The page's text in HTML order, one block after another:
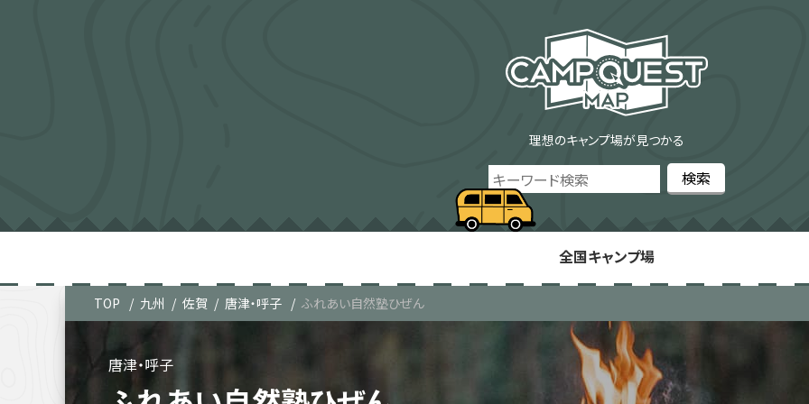
理想のキャンプ場が見つかる
全国キャンプ場
TOP 九州 佐賀 唐津・呼子 ふれあい自然塾ひぜん
唐津・呼子